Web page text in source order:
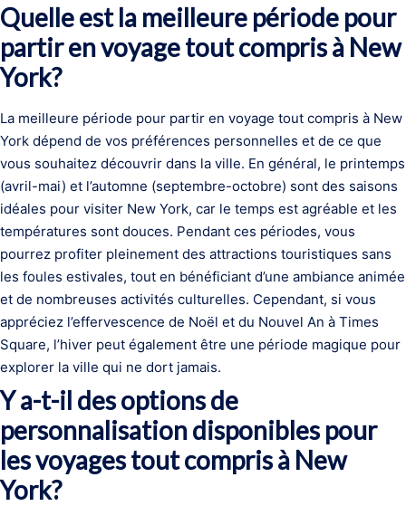
Quelle est la meilleure période pour
partir en voyage tout compris à New
York?
La meilleure période pour partir en voyage tout compris à New
York dépend de vos préférences personnelles et de ce que
vous souhaitez découvrir dans la ville. En général, le printemps
(avril-mai) et l’automne (septembre-octobre) sont des saisons
idéales pour visiter New York, car le temps est agréable et les
températures sont douces. Pendant ces périodes, vous
pourrez profiter pleinement des attractions touristiques sans
les foules estivales, tout en bénéficiant d’une ambiance animée
et de nombreuses activités culturelles. Cependant, si vous
appréciez l’effervescence de Noël et du Nouvel An à Times
Square, l’hiver peut également être une période magique pour
explorer la ville qui ne dort jamais.
Y a-t-il des options de
personnalisation disponibles pour
les voyages tout compris à New
York?